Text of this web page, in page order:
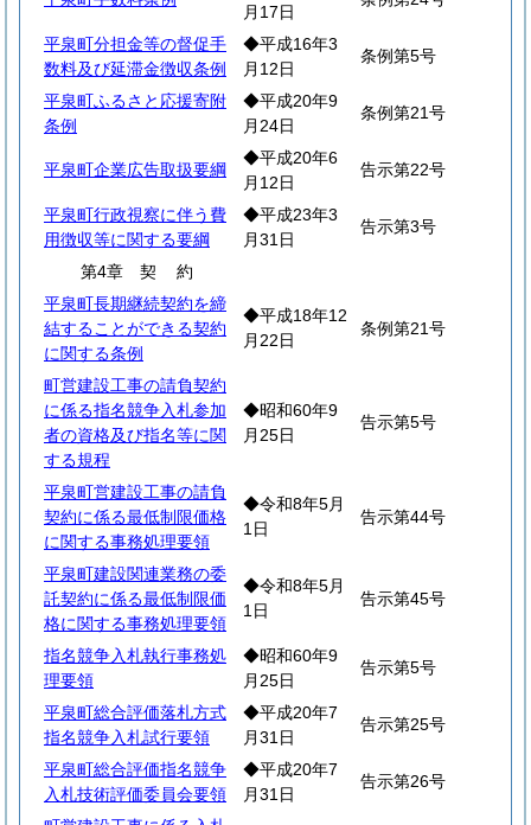
月17日
平泉町分担金等の督促手
数料及び延滞金徴収条例
◆平成16年3
月12日
条例第5号
平泉町ふるさと応援寄附
条例
◆平成20年9
月24日
条例第21号
平泉町企業広告取扱要綱
◆平成20年6
月12日
告示第22号
平泉町行政視察に伴う費
用徴収等に関する要綱
◆平成23年3
月31日
告示第3号
第4章 契約
平泉町長期継続契約を締
結することができる契約
に関する条例
◆平成18年12
月22日
条例第21号
町営建設工事の請負契約
に係る指名競争入札参加
者の資格及び指名等に関
する規程
◆昭和60年9
月25日
告示第5号
平泉町営建設工事の請負
契約に係る最低制限価格
に関する事務処理要領
◆令和8年5月
1日
告示第44号
平泉町建設関連業務の委
託契約に係る最低制限価
格に関する事務処理要領
◆令和8年5月
1日
告示第45号
指名競争入札執行事務処
理要領
◆昭和60年9
月25日
告示第5号
平泉町総合評価落札方式
指名競争入札試行要領
◆平成20年7
月31日
告示第25号
平泉町総合評価指名競争
入札技術評価委員会要領
◆平成20年7
月31日
告示第26号